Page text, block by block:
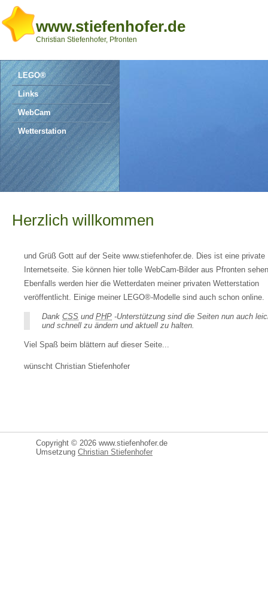
www.stiefenhofer.de
Christian Stiefenhofer, Pfronten
LEGO®
Links
WebCam
Wetterstation
Herzlich willkommen
und Grüß Gott auf der Seite www.stiefenhofer.de. Dies ist eine private
Internetseite. Sie können hier tolle WebCam-Bilder aus Pfronten
Ebenfalls werden hier die Wetterdaten meiner privaten Wetterstation
veröffentlicht. Einige meiner LEGO®-Modelle sind auch schon online.
Dank CSS und PHP -Unterstützung sind die Seiten nun auch
und schnell zu ändern und aktuell zu halten.
Viel Spaß beim blättern auf dieser Seite...
wünscht Christian Stiefenhofer
Copyright © 2026 www.stiefenhofer.de
Umsetzung Christian Stiefenhofer